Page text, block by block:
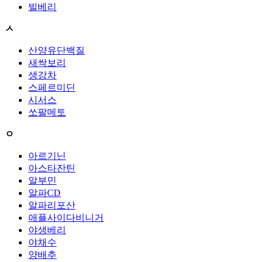
빌베리
ㅅ
산양유단백질
새싹보리
생강차
스페르미딘
시서스
쏘팔메토
ㅇ
아르기닌
아스타잔틴
알부민
알파CD
알파리포산
애플사이다비니거
야생베리
야채수
양배추